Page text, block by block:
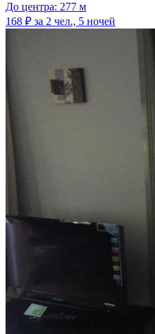
До центра: 277 м
168 ₽ за 2 чел., 5 ночей